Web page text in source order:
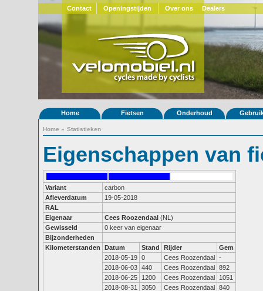
Contact Openingstijden Over ons Dealers
Home Fietsen Onderhoud
Home » Statistieken
Eigenschappen van
Variant
carbon
Afleverdatum
19-05-2018
RAL
Eigenaar
Cees Roozendaal (NL)
Gewisseld
0 keer van eigenaar
Bijzonderheden
Kilometerstanden
Datum Stand Rijder
Gem
2018-05-19 0 Cees Roozendaal -
2018-06-03 440 Cees Roozendaal 892
2018-06-25
1200 Cees Roozendaal
1051
2018-08-31
3050 Cees Roozendaal 840